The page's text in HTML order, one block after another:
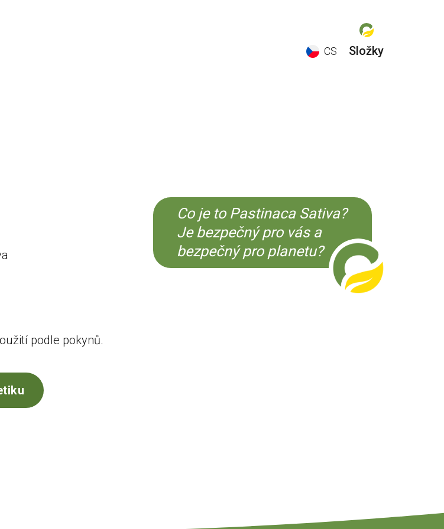
CS
Složky
Co je to Pastinaca Sativa?
Je bezpečný pro vás a
bezpečný pro planetu?
podle pokynů.